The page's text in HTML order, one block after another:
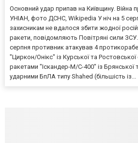
Основний удар припав на Київщину.
УНІАН, фото ДСНС, Wikipedia У ніч на 5
захисникам не вдалося збити жодної
ракети, повідомляють Повітряні сили
серпня противник атакував 4
"Циркон/Онікс" із Курської та
ракетами "Іскандер-М/С-400" із Брянської
ударними БпЛА типу Shahed (більшість із...